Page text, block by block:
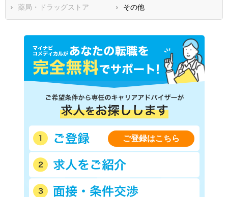
薬局・ドラッグストア
その他
ご登録はこちら